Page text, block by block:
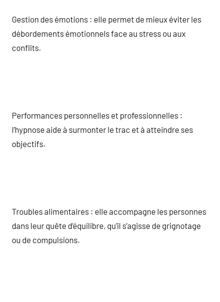
Gestion des émotions : elle permet de mieux éviter les
débordements émotionnels face au stress ou aux
conflits.
Performances personnelles et professionnelles :
l’hypnose aide à surmonter le trac et à atteindre ses
objectifs.
Troubles alimentaires : elle accompagne les personnes
dans leur quête d’équilibre, qu’il s’agisse de grignotage
ou de compulsions.